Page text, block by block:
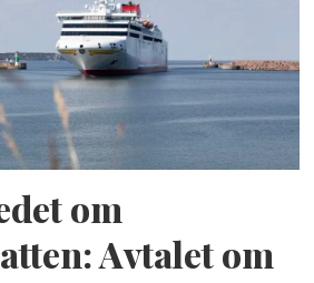
om
Avtalet om